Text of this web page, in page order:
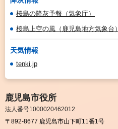
桜島の降灰予報（気象庁）
桜島上空の風（鹿児島地方気象台）
天気情報
tenki.jp
鹿児島市役所
法人番号1000020462012
〒892-8677 鹿児島市山下町11番1号